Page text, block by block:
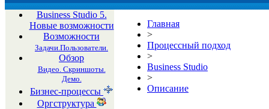
Business Studio 5.
Новые возможности
Возможности
Задачи.Пользователи.
Обзор
Видео. Скриншоты.
Демо.
Бизнес-процессы
Оргструктура
Главная
>
Процессный подход
>
Business Studio
>
Описание